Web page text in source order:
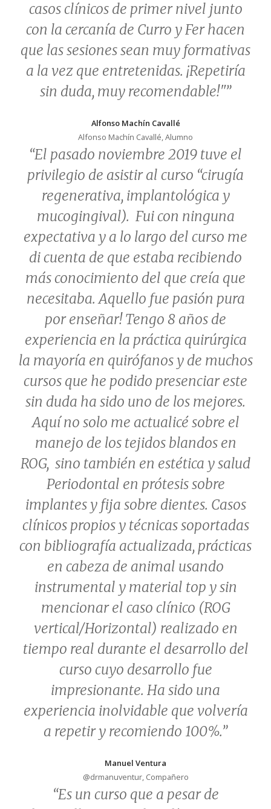
casos clínicos de primer nivel junto
con la cercanía de Curro y Fer hacen
que las sesiones sean muy formativas
a la vez que entretenidas. ¡Repetiría
sin duda, muy recomendable!"”
Alfonso Machín Cavallé
Alfonso Machín Cavallé, Alumno
“El pasado noviembre 2019 tuve el
privilegio de asistir al curso “cirugía
regenerativa, implantológica y
mucogingival). Fui con ninguna
expectativa y a lo largo del curso me
di cuenta de que estaba recibiendo
más conocimiento del que creía que
necesitaba. Aquello fue pasión pura
por enseñar! Tengo 8 años de
experiencia en la práctica quirúrgica
la mayoría en quirófanos y de muchos
cursos que he podido presenciar este
sin duda ha sido uno de los mejores.
Aquí no solo me actualicé sobre el
manejo de los tejidos blandos en
ROG, sino también en estética y salud
Periodontal en prótesis sobre
implantes y fija sobre dientes. Casos
clínicos propios y técnicas soportadas
con bibliografía actualizada, prácticas
en cabeza de animal usando
instrumental y material top y sin
mencionar el caso clínico (ROG
vertical/Horizontal) realizado en
tiempo real durante el desarrollo del
curso cuyo desarrollo fue
impresionante. Ha sido una
experiencia inolvidable que volvería
a repetir y recomiendo 100%.”
Manuel Ventura
@drmanuventur, Compañero
“Es un curso que a pesar de